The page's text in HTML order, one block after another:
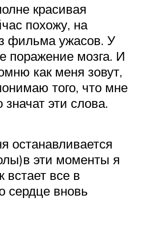
красивая
похожу, на
фильма ужасов. У
поражение мозга. И
как меня зовут,
того, что мне
значат эти слова.
останавливается
эти моменты я
встает все в
сердце вновь